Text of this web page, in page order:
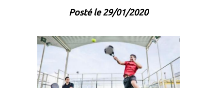
Posté le 29/01/2020